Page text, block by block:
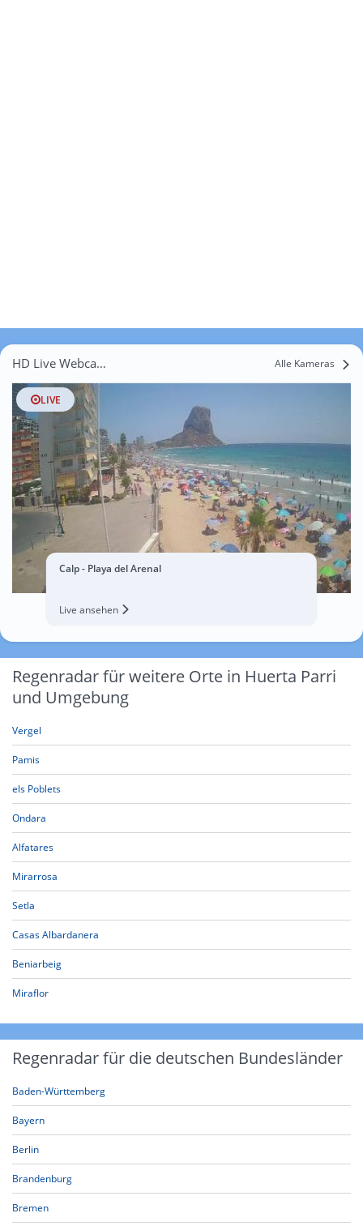
HD Live Webcams Huerta Parri Alle Kameras
LIVE
Calp - Playa del Arenal
Live ansehen
Regenradar für weitere Orte in Huerta Parri
und Umgebung
Vergel
Pamis
els Poblets
Ondara
Alfatares
Mirarrosa
Setla
Casas Albardanera
Beniarbeig
Miraflor
Regenradar für die deutschen Bundesländer
Baden-Württemberg
Bayern
Berlin
Brandenburg
Bremen